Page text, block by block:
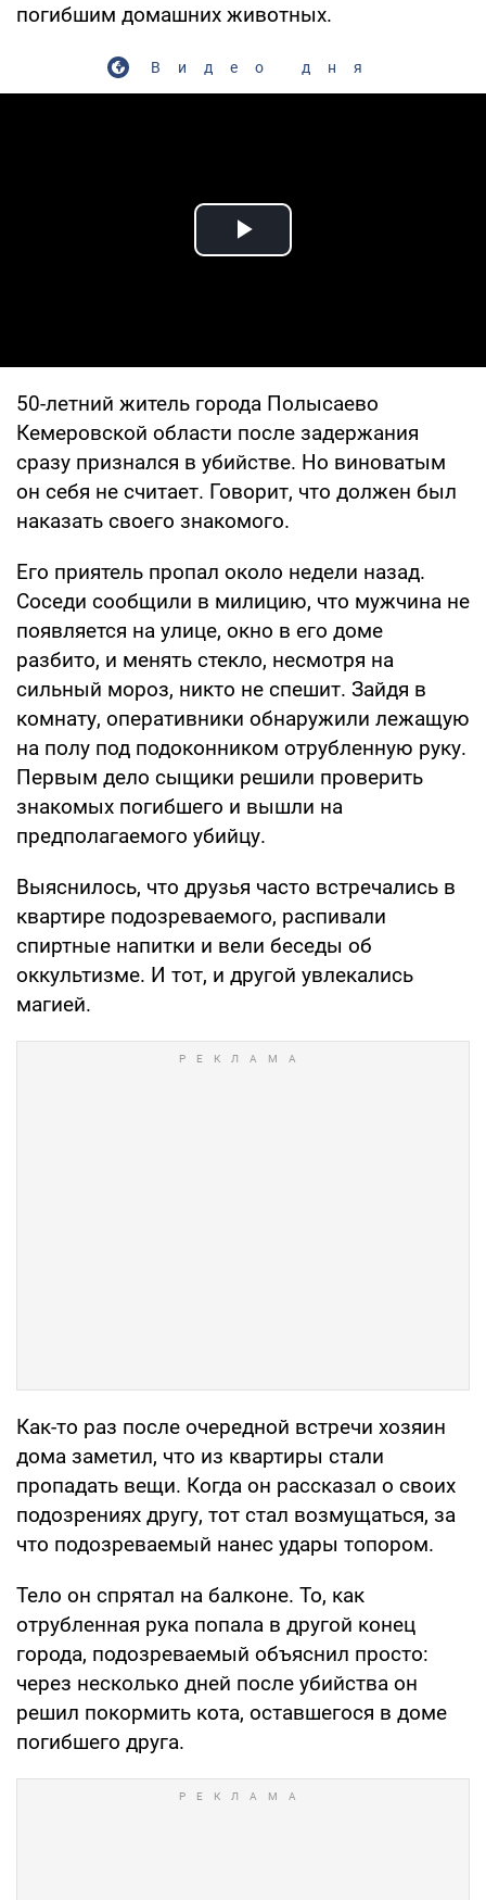
погибшим домашних животных.
Видео дня
Play Video
50-летний житель города Полысаево
Кемеровской области после задержания
сразу признался в убийстве. Но виноватым
он себя не считает. Говорит, что должен был
наказать своего знакомого.
Его приятель пропал около недели назад.
Соседи сообщили в милицию, что мужчина не
появляется на улице, окно в его доме
разбито, и менять стекло, несмотря на
сильный мороз, никто не спешит. Зайдя в
комнату, оперативники обнаружили лежащую
на полу под подоконником отрубленную руку.
Первым дело сыщики решили проверить
знакомых погибшего и вышли на
предполагаемого убийцу.
Выяснилось, что друзья часто встречались в
квартире подозреваемого, распивали
спиртные напитки и вели беседы об
оккультизме. И тот, и другой увлекались
магией.
Как-то раз после очередной встречи хозяин
дома заметил, что из квартиры стали
пропадать вещи. Когда он рассказал о своих
подозрениях другу, тот стал возмущаться, за
что подозреваемый нанес удары топором.
Тело он спрятал на балконе. То, как
отрубленная рука попала в другой конец
города, подозреваемый объяснил просто:
через несколько дней после убийства он
решил покормить кота, оставшегося в доме
погибшего друга.